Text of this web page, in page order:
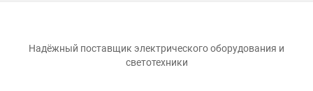
Надёжный поставщик электрического оборудования и
светотехники